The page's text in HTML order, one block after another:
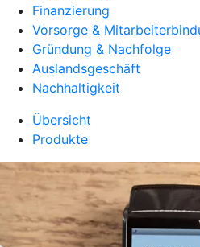
Finanzierung
Vorsorge &
Gründung & Nachfolge
Auslandsgeschäft
Nachhaltigkeit
Übersicht
Produkte